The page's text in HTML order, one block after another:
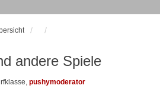
andere Spiele
pushymoderator